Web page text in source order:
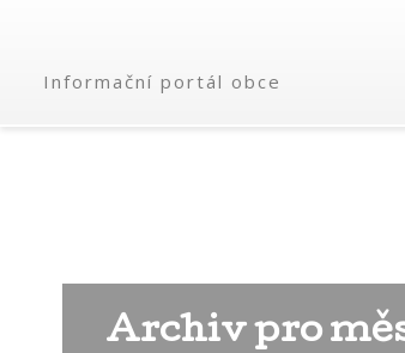
Informační portál obce
Archiv pro